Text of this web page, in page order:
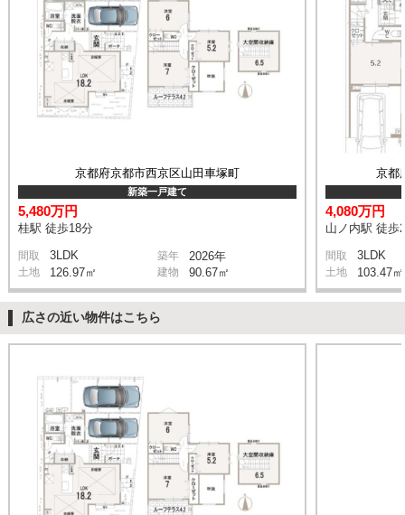
京都府京都市西京区山田車塚町
新築一戸建て
5,480万円
桂駅 徒歩18分
間取 3LDK 築年 2026年
土地 126.97㎡ 建物 90.67㎡
京都
4,080万円
山ノ内駅 徒歩
間取 3LDK
土地 103.47㎡
広さの近い物件はこちら